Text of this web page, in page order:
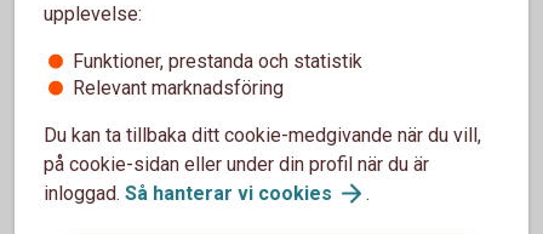
omkring 3 procent både i år och nästa år. Samtidigt
hålls prisuppgången tillbaka av en ökad
än under lågränteperioden, säger Mattias Persson.
Vad händer med svensk ekonomi?
upplevelse:
Funktioner, prestanda och statistik
Relevant marknadsföring
Du kan ta tillbaka ditt cookie-medgivande när du vill,
på cookie-sidan eller under din profil när du är
inloggad. Så hanterar vi cookies .